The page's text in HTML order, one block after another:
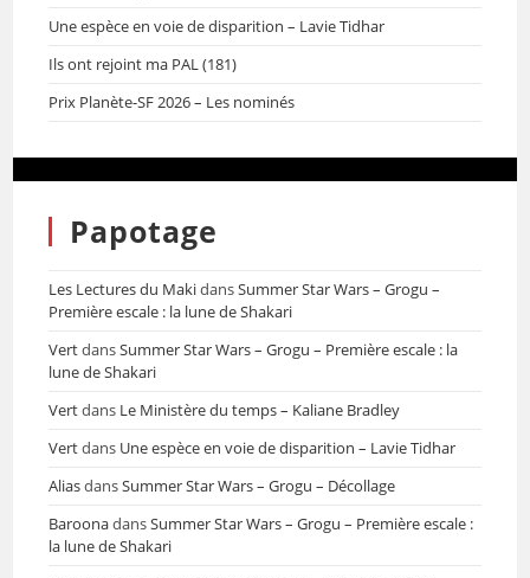
Une espèce en voie de disparition – Lavie Tidhar
Ils ont rejoint ma PAL (181)
Prix Planète-SF 2026 – Les nominés
Papotage
Les Lectures du MakidansSummer Star Wars – Grogu –
Première escale : la lune de Shakari
VertdansSummer Star Wars – Grogu – Première escale : la
lune de Shakari
Vertdans Le Ministère du temps – Kaliane Bradley
Vertdans Une espèce en voie de disparition – Lavie Tidhar
AliasdansSummer Star Wars – Grogu – Décollage
BaroonadansSummer Star Wars – Grogu – Première escale :
la lune de Shakari